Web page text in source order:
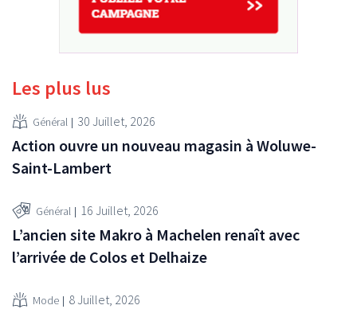
Les plus lus
Général 30 Juillet, 2026
Action ouvre un nouveau magasin à Woluwe-
Saint-Lambert
Général 16 Juillet, 2026
L’ancien site Makro à Machelen renaît avec
l’arrivée de Colos et Delhaize
Mode 8 Juillet, 2026